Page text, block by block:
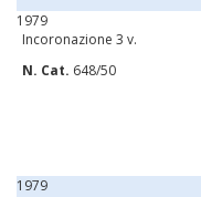
1979
Incoronazione 3 v.
N. Cat. 648/50
1979